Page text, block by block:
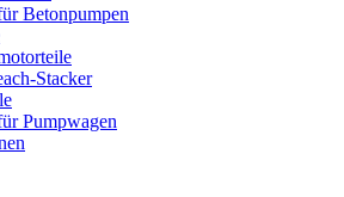
Betonpumpen
Stacker
Pumpwagen